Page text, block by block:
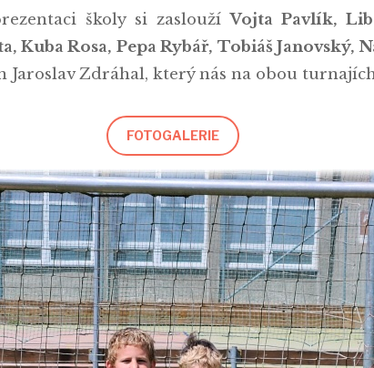
školy si zasloužíVojta Pavlík,
Rosa, Pepa Rybář, Tobiáš Janovský,
Jaroslav Zdráhal, který nás na obou
FOTOGALERIE